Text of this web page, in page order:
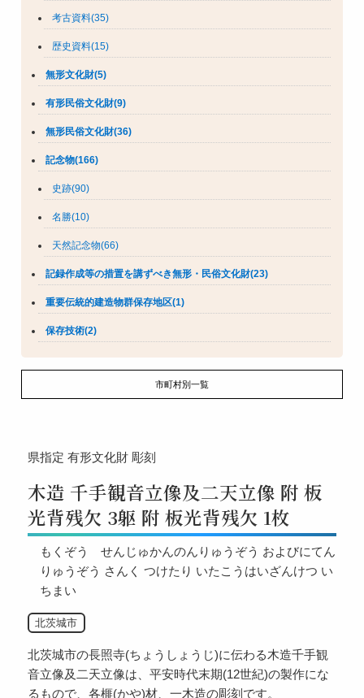
考古資料(35)
歴史資料(15)
無形文化財(5)
有形民俗文化財(9)
無形民俗文化財(36)
記念物(166)
史跡(90)
名勝(10)
天然記念物(66)
記録作成等の措置を講ずべき無形・民俗文化財(23)
重要伝統的建造物群保存地区(1)
保存技術(2)
市町村別一覧
県指定 有形文化財 彫刻
木造 千手観音立像及二天立像 附 板
光背残欠 3躯 附 板光背残欠 1枚
もくぞう せんじゅかんのんりゅうぞう およびにてん
りゅうぞう さんく つけたり いたこうはいざんけつ い
ちまい
北茨城市
北茨城市の長照寺(ちょうしょうじ)に伝わる木造千手観
音立像及二天立像は、平安時代末期(12世紀)の製作にな
るもので、各榧(かや)材、一木造の彫刻です。